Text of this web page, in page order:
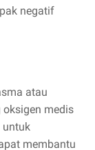
negatif
atau
oksigen medis
untuk
membantu